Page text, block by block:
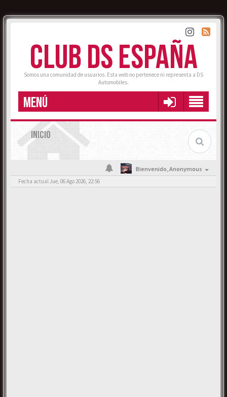
CLUB DS ESPAÑA
Somos una comunidad de usuarios. Esta web no pertenece ni representa a DS
Automobiles.
MENÚ
INICIO
Bienvenido,Anonymous
Fecha actual Jue, 06 Ago 2026, 22:56